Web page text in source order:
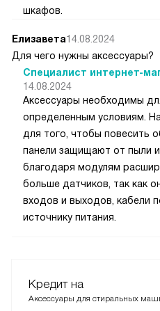
шкафов.
Елизавета14.08.2024
Для чего нужны аксессуары?
Специалист интернет-
14.08.2024
Аксессуары необходимы
определенным условиям.
для того, чтобы повесить
панели защищают от пыли и
благодаря модулям
больше датчиков, так как
входов и выходов, кабели
источнику питания.
Кредит на
Аксессуары для стиральных